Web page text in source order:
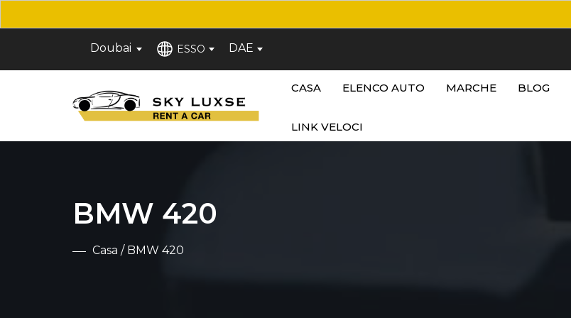
Doubai ESSO DAE
CASA ELENCO AUTO MARCHE BLOG
LINK VELOCI
BMW 420
Casa / BMW 420